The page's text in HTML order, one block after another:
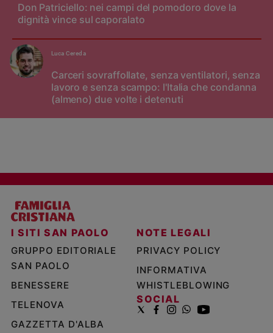
Don Patriciello: nei campi del pomodoro dove la
dignità vince sul caporalato
Carceri sovraffollate, senza ventilatori, senza
lavoro e senza scampo: l'Italia che condanna
(almeno) due volte i detenuti
Luca Cereda
I SITI SAN PAOLO
GRUPPO EDITORIALE
SAN PAOLO
BENESSERE
TELENOVA
GAZZETTA D'ALBA
NOTE LEGALI
PRIVACY POLICY
INFORMATIVA
WHISTLEBLOWING
SOCIAL